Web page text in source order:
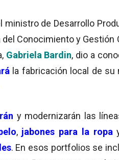
ministro de Desarrollo
del Conocimiento y Gestión
Gabriela Bardin, dio a
la fabricación local de su
y modernizarán las
, jabones para la ropa
. En esos portfolios se